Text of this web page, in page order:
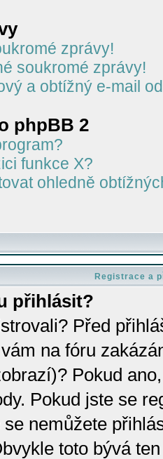
zprávy!
soukromé zprávy!
a obtížný e-mail
phpBB 2
funkce X?
ohledně
Registrace a
přihlásit?
Před
na fóru
Pokud
Pokud jste se
nemůžete
toto bývá